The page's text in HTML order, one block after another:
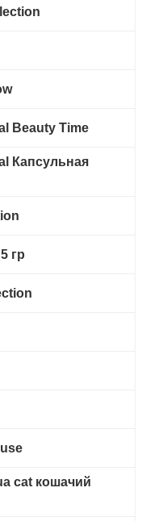
Beauty Time
Капсульная
гр
cat кошачий